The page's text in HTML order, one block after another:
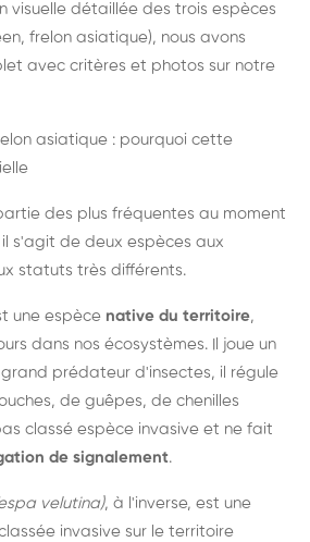
visuelle détaillée des trois espèces
frelon asiatique), nous avons
avec critères et photos sur notre
asiatique : pourquoi cette
des plus fréquentes au moment
s'agit de deux espèces aux
statuts très différents.
une espèce native du territoire,
dans nos écosystèmes. Il joue un
prédateur d'insectes, il régule
de guêpes, de chenilles
classé espèce invasive et ne fait
de signalement.
velutina), à l'inverse, est une
invasive sur le territoire